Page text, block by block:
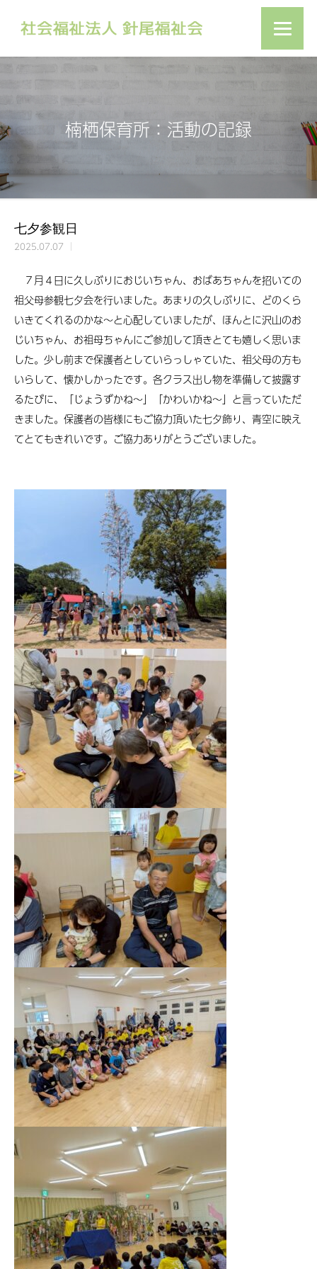
楠栖保育所：活動の記録
七夕参観日
2025.07.07
７月４日に久しぶりにおじいちゃん、おばあちゃんを招いての
祖父母参観七夕会を行いました。あまりの久しぶりに、どのくら
いきてくれるのかな～と心配していましたが、ほんとに沢山のお
じいちゃん、お祖母ちゃんにご参加して頂きとても嬉しく思いま
した。少し前まで保護者としていらっしゃていた、祖父母の方も
いらして、懐かしかったです。各クラス出し物を準備して披露す
るたびに、「じょうずかね～」「かわいかね～」と言っていただ
きました。保護者の皆様にもご協力頂いた七夕飾り、青空に映え
てとてもきれいです。ご協力ありがとうございました。